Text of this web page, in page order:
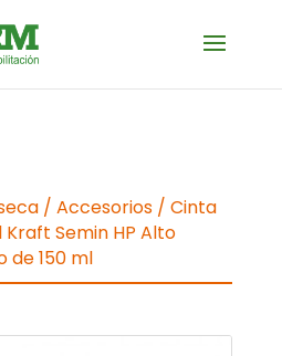
/ Accesorios/ Cinta
Semin HP Alto
de 150 ml